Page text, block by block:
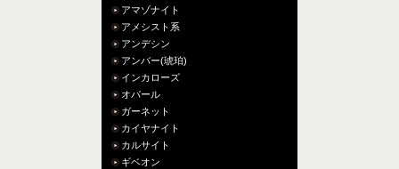
アマゾナイト
アメシスト系
アンデシン
アンバー(琥珀)
インカローズ
オパール
ガーネット
カイヤナイト
カルサイト
ギベオン